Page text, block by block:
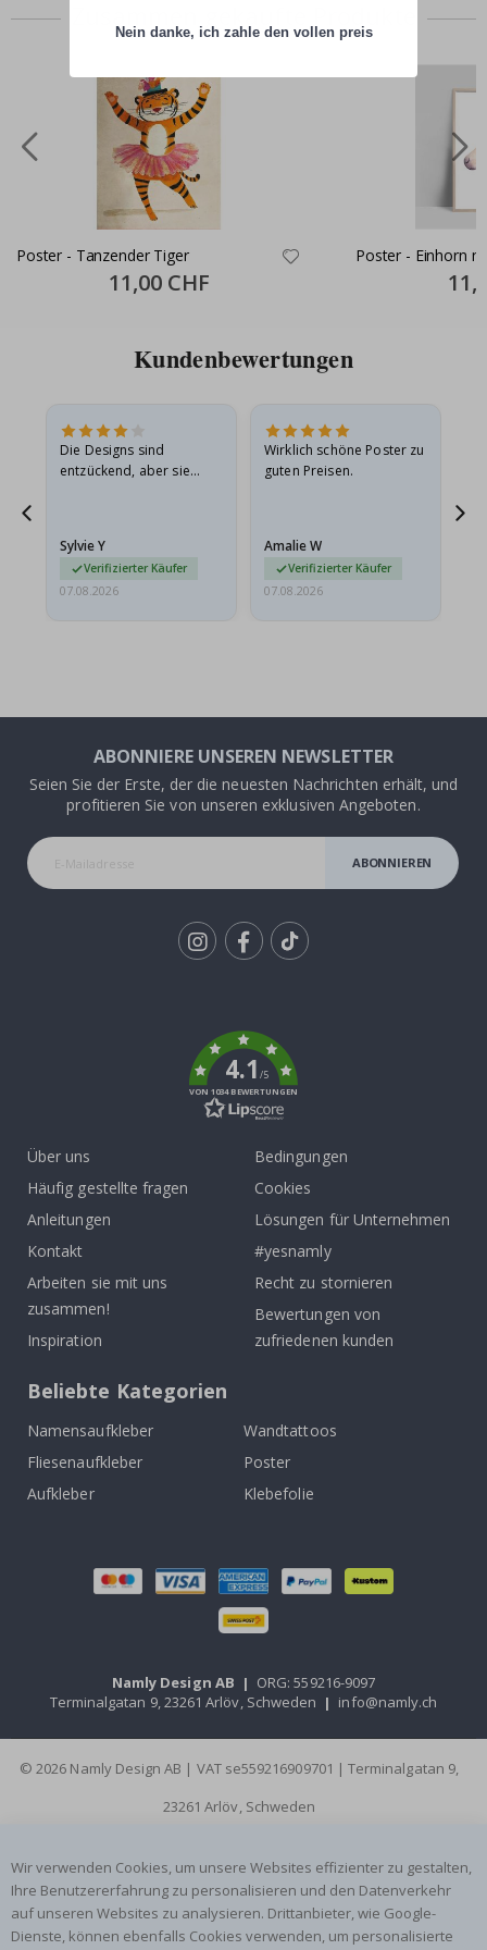
Poster - Tanzender Tiger
Special
Price
11,00 CHF
Poster - Einhorn
Price
Kundenbewertungen
Die Designs sind
entzückend, aber sie
sie…
Sylvie Y
Verifizierter Käufer
07.08.2026
Wirklich schöne Poster zu
guten Preisen.
Amalie W
Verifizierter Käufer
07.08.2026
ABONNIERE UNSEREN NEWSLETTER
Seien Sie der Erste, der die neuesten Nachrichten erhält, und
profitieren Sie von unseren exklusiven Angeboten.
ABONNIEREN
4.1/5
VON 1034 BEWERTUNGEN
Über uns
Häufig gestellte fragen
Anleitungen
Kontakt
Arbeiten sie mit uns
zusammen!
Inspiration
Bedingungen
Cookies
Lösungen für Unternehmen
#yesnamly
Recht zu stornieren
Bewertungen von
zufriedenen kunden
Beliebte Kategorien
Namensaufkleber
Wandtattoos
Fliesenaufkleber
Poster
Aufkleber
Klebefolie
Namly Design AB | ORG: 559216-9097
Terminalgatan 9, 23261 Arlöv, Schweden | info@namly.ch
© 2026 Namly Design AB | VAT se559216909701 | Terminalgatan 9,
23261 Arlöv, Schweden
Wir verwenden Cookies, um unsere Websites effizienter zu gestalten,
Ihre Benutzererfahrung zu personalisieren und den Datenverkehr
auf unseren Websites zu analysieren. Drittanbieter, wie Google-
Dienste, können ebenfalls Cookies verwenden, um personalisierte
Nein danke, ich zahle den vollen preis